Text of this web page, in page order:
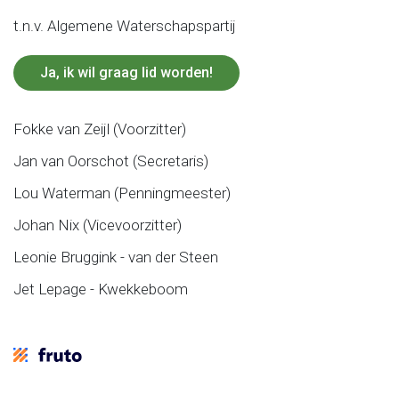
t.n.v. Algemene Waterschapspartij
Ja, ik wil graag lid worden!
Fokke van Zeijl (Voorzitter)
Jan van Oorschot (Secretaris)
Lou Waterman (Penningmeester)
Johan Nix (Vicevoorzitter)
Leonie Bruggink - van der Steen
Jet Lepage - Kwekkeboom